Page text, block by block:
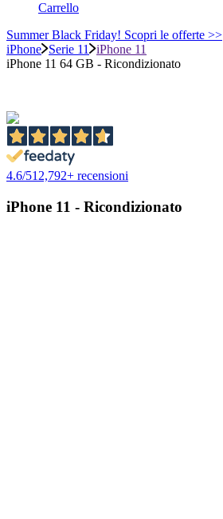
Carrello
Summer Black Friday! Scopri le offerte >>
iPhone Serie 11
iPhone 11
iPhone 11 64 GB - Ricondizionato
4.6/512,792+ recensioni
iPhone 11 - Ricondizionato